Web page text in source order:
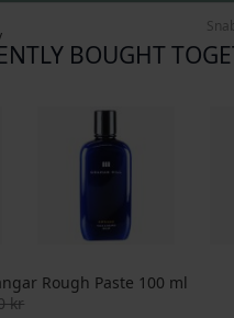
BOUGHT
Rough Paste 100 ml
kr